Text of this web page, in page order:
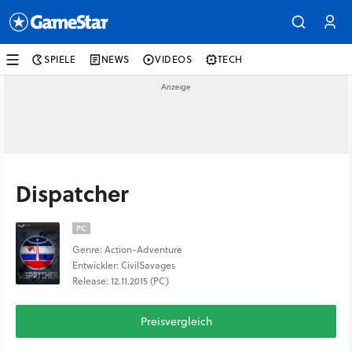
SPIELE NEWS VIDEOS TECH
Dispatcher
PC
Genre: Action-Adventure
Entwickler: CivilSavages
Release: 12.11.2015 (PC)
Preisvergleich